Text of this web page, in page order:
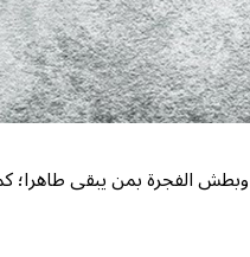
الفجرة بمن يبقى طاهرا؛